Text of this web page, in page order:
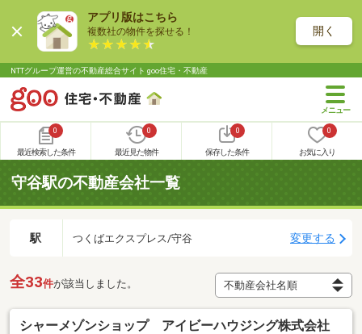
アプリ版はこちら
複数社の物件を探せる！ 開く
NTTグループ運営の不動産総合サイト goo住宅・不動産
0
最近検索した条件
0
最近見た物件
0
保存した条件
0
お気に入り
守谷駅の不動産会社一覧
駅 つくばエクスプレス/守谷 変更する
全33件が該当しました。
シャーメゾンショップ アイビーハウジング株式会社